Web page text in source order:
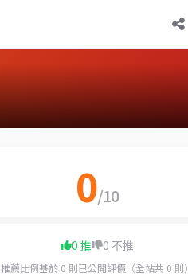
0/10
0 推 0 不推
推薦比例基於 0 則已公開評價（全站共 0 則）